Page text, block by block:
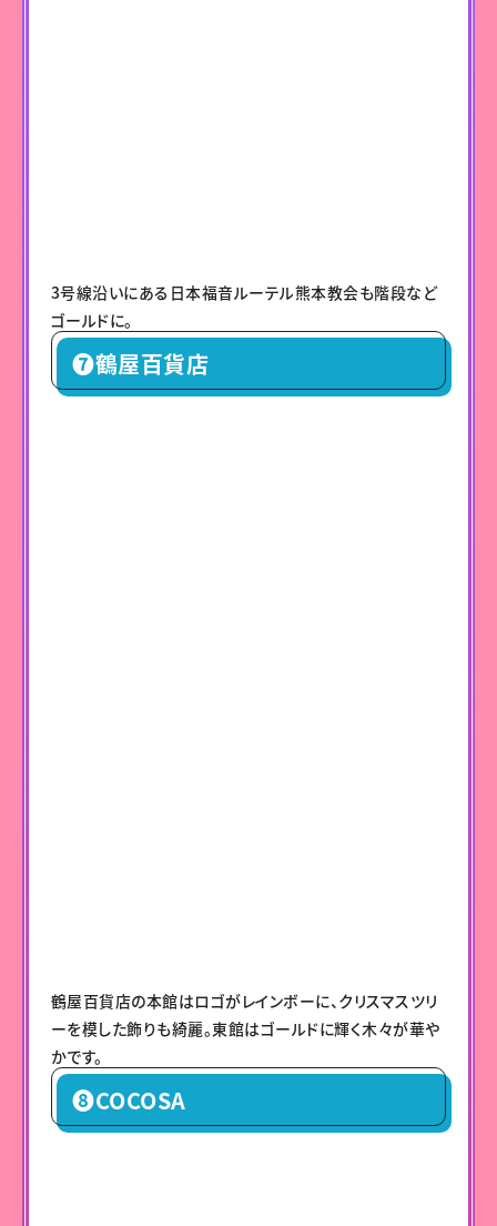
3号線沿いにある日本福音ルーテル熊本教会も階段など
ゴールドに。
❼鶴屋百貨店
鶴屋百貨店の本館はロゴがレインボーに、クリスマスツリ
ーを模した飾りも綺麗。東館はゴールドに輝く木々が華や
かです。
❽COCOSA